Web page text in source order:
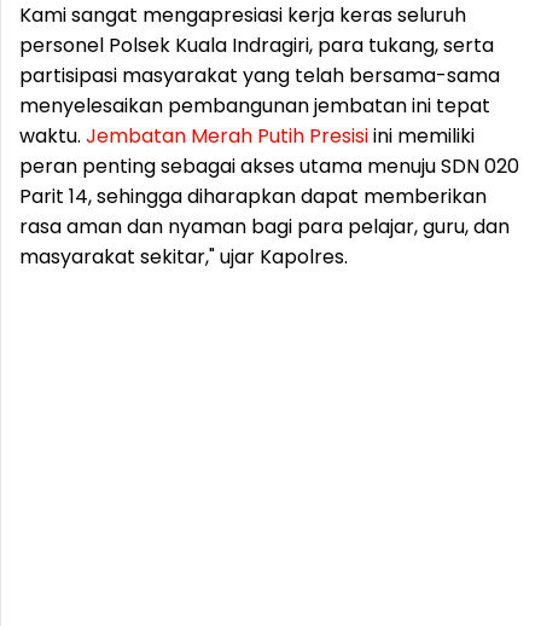
Kami sangat mengapresiasi kerja keras seluruh
personel Polsek Kuala Indragiri, para tukang, serta
partisipasi masyarakat yang telah bersama-sama
menyelesaikan pembangunan jembatan ini tepat
waktu. Jembatan Merah Putih Presisiini memiliki
peran penting sebagai akses utama menuju SDN 020
Parit 14, sehingga diharapkan dapat memberikan
rasa aman dan nyaman bagi para pelajar, guru, dan
masyarakat sekitar," ujar Kapolres.